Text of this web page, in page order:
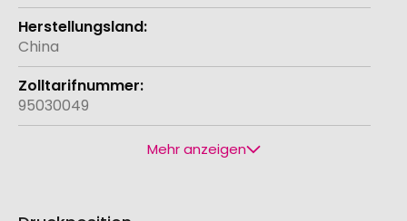
China
95030049
Mehr anzeigen